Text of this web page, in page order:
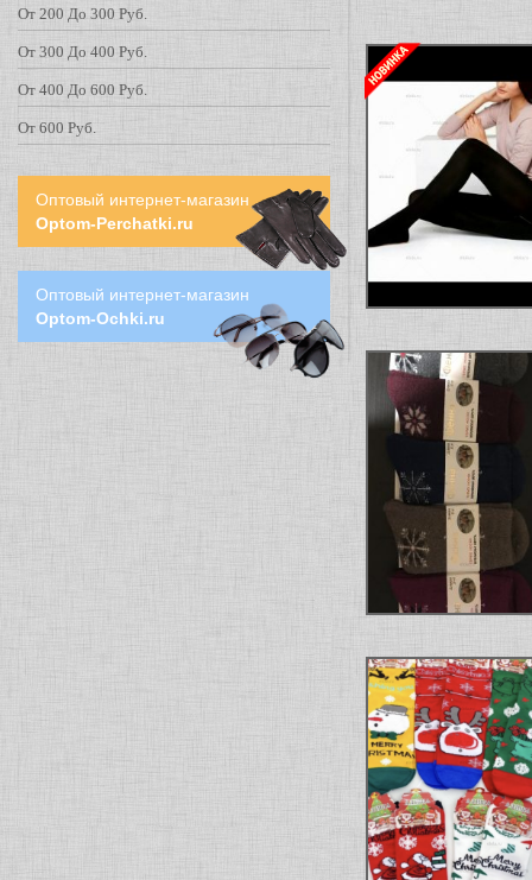
От 200 До 300 Руб.
От 300 До 400 Руб.
От 400 До 600 Руб.
От 600 Руб.
Оптовый интернет-магазин
Optom-Perchatki.ru
Оптовый интернет-магазин
Optom-Ochki.ru